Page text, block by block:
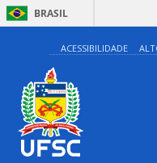
BRASIL
ACESSIBILIDADE